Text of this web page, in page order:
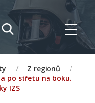
/ Z regionů
/
po střetu na boku.
IZS